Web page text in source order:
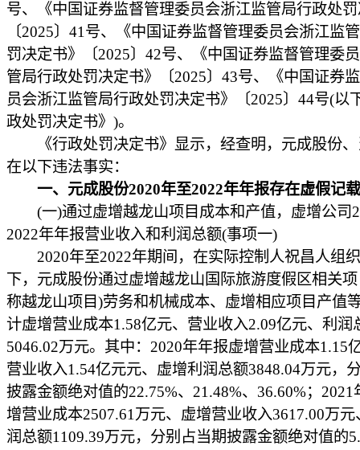
号、《中国证券监督管理委员会浙江监管局行政处
〔2025〕41号、《中国证券监督管理委员会浙江监
罚决定书》〔2025〕42号、《中国证券监督管理委
管局行政处罚决定书》〔2025〕43号、《中国证券
员会浙江监管局行政处罚决定书》〔2025〕44号(以
政处罚决定书》)。
《行政处罚决定书》显示，经查明，元成股份、
在以下违法事实：
一、元成股份2020年至2022年年报存在虚假记载
(一)通过虚增越龙山项目成本和产值，虚增公司
2022年年报营业收入和利润总额(事项一)
2020年至2022年期间，在实际控制人祝昌人组
下，元成股份通过虚增越龙山国际旅游度假区相关
称越龙山项目)劳务和机械成本、虚增相应项目产值
计虚增营业成本1.58亿元、营业收入2.09亿元、利润
5046.02万元。其中：2020年年报虚增营业成本1.15
营业收入1.54亿元元、虚增利润总额3848.04万元，
披露金额绝对值的22.75%、21.48%、36.60%；2021
增营业成本2507.61万元、虚增营业收入3617.00万
润总额1109.39万元，分别占当期披露金额绝对值的